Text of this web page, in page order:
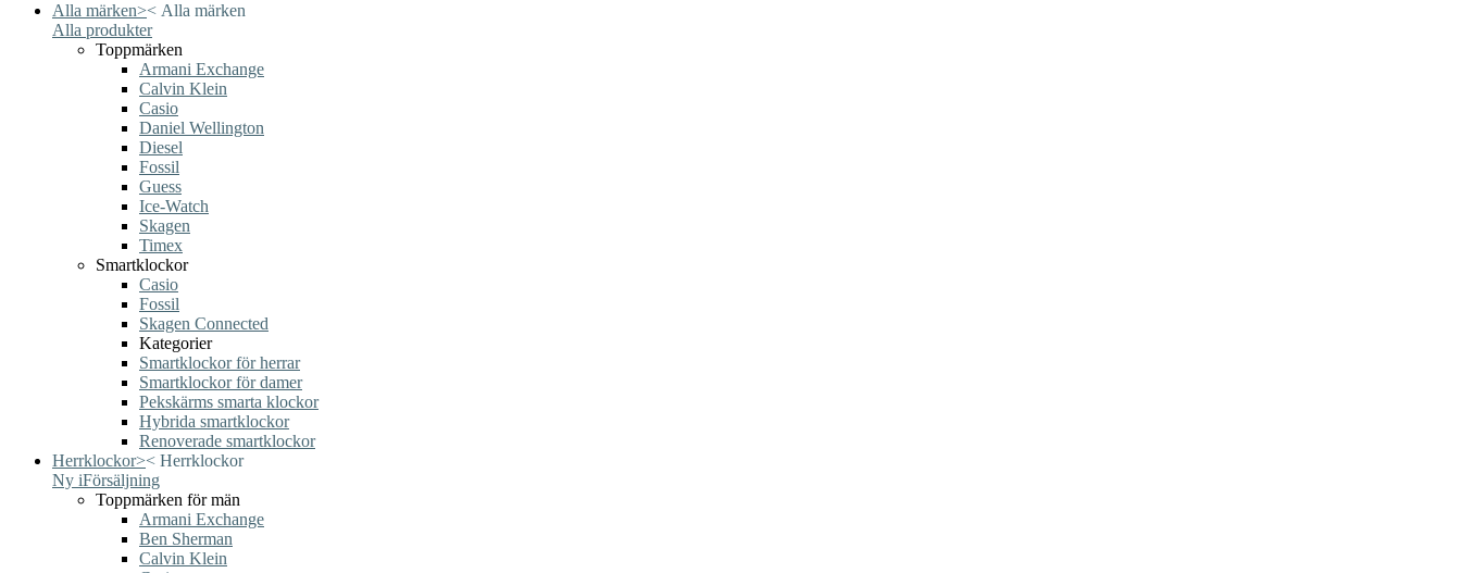
Alla märken>< Alla märken
Alla produkter
Toppmärken
Armani Exchange
Calvin Klein
Casio
Daniel Wellington
Diesel
Fossil
Guess
Ice-Watch
Skagen
Timex
Smartklockor
Casio
Fossil
Skagen Connected
Kategorier
Smartklockor för herrar
Smartklockor för damer
Pekskärms smarta klockor
Hybrida smartklockor
Renoverade smartklockor
Herrklockor>< Herrklockor
Ny iFörsäljning
Toppmärken för män
Armani Exchange
Ben Sherman
Calvin Klein